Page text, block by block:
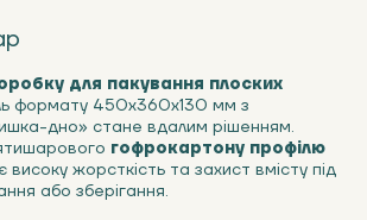
для пакування плоских
формату 450х360х130 мм з
дно» стане вдалим рішенням.
гофрокартону профілю
високу жорсткість та захист вмісту під
або зберігання.